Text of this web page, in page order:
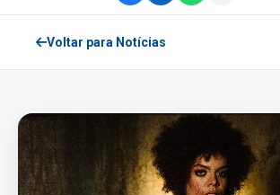
Voltar para Notícias